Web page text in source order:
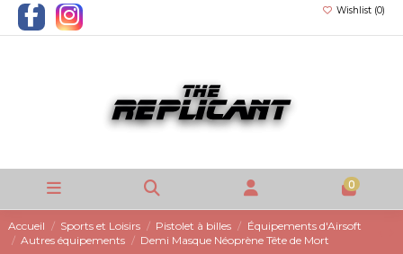
Wishlist (0)
0
Accueil Sports et Loisirs Pistolet à billes
Équipements d'Airsoft
Autres équipements
Demi Masque Néoprène Tête de Mort